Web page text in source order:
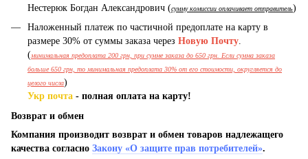
Нестерюк Богдан Александрович (сумму комиссии оплачивает отправитель)
Наложенный платеж по частичной предоплате на карту в
размере 30% от суммы заказа через Новую Почту.
(минимальная предоплата 200 грн, при сумме заказа до 650 грн. Если сумма заказа
больше 650 грн, то минимальная предоплата 30% от его стоимости, округляется до
целого числа)
Укр почта - полная оплата на карту!
Возврат и обмен
Компания производит возврат и обмен товаров надлежащего
качества согласно Закону «О защите прав потребителей».